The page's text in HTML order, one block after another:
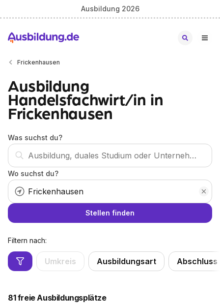
Ausbildung 2026
Frickenhausen
Ausbildung
Handelsfachwirt/in in
Frickenhausen
Was suchst du?
Wo suchst du?
Stellen finden
Filtern nach:
Umkreis Ausbildungsart Abschluss
81freie Ausbildungsplätze